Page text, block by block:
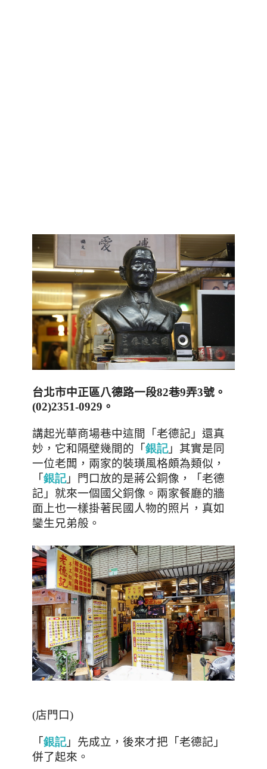
台北市中正區八德路一段82巷9弄3號。
(02)2351-0929 。
講起光華商場巷中這間 「老德記」還真
妙，它和隔壁幾間的「銀記」其實是同
一位老闆，兩家的裝璜風格頗為類似，
「銀記」門口放的是蔣公銅像，「老德
記」就來一個國父銅像。兩家餐廳的牆
面上也一樣掛著民國人物的照片，真如
鑾生兄弟般。
(店門口)
「銀記」先成立，後來才把「老德記」
併了起來。